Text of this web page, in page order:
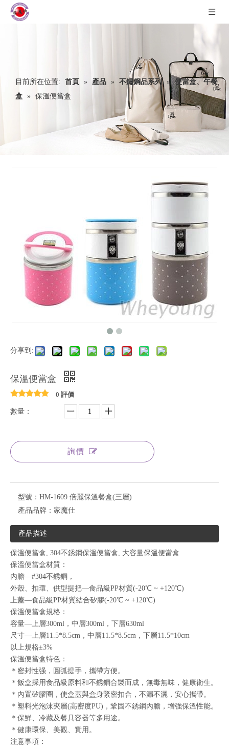
目前所在位置: 首頁 » 產品 » 不鏽鋼品系列 » 便當盒、午餐
盒 » 保溫便當盒
分享到:
保溫便當盒
0 評價
數量：
詢價
型號： HM-1609 倍麗保溫餐盒(三層)
產品品牌： 家魔仕
產品描述
保溫便當盒, 304不銹鋼保溫便當盒, 大容量保溫便當盒
保溫便當盒材質：
內膽—#304不銹鋼，
外殼、扣環、供型提把—食品級PP材質(-20℃ ~ +120℃)
上蓋—食品級PP材質結合矽膠(-20℃ ~ +120℃)
保溫便當盒規格：
容量—上層300ml，中層300ml，下層630ml
尺寸—上層11.5*8.5cm，中層11.5*8.5cm，下層11.5*10cm
以上規格±3%
保溫便當盒特色：
＊密封性强，圓弧提手，攜帶方便。
＊飯盒採用食品級原料和不銹鋼合製而成，無毒無味，健康衛生。
＊內置矽膠圈，使盒蓋與盒身緊密扣合，不漏不灑，安心攜帶。
＊塑料光泡沫夾層(高密度PU)，鞏固不銹鋼內膽，增強保溫性能。
＊保鮮、冷藏及餐具容器等多用途。
＊健康環保、美觀、實用。
注意事項：